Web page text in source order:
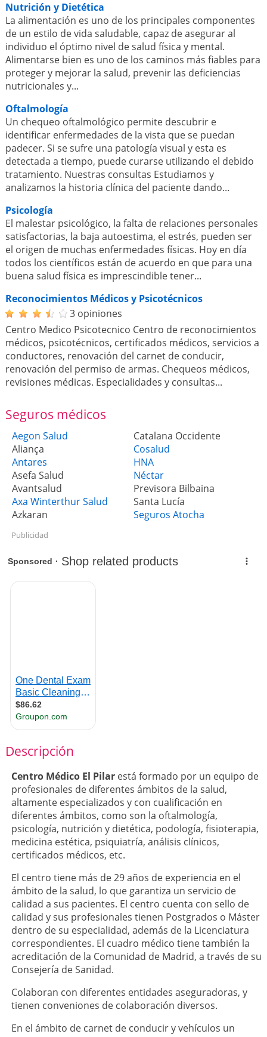
Nutrición y Dietética
La alimentación es uno de los principales componentes
de un estilo de vida saludable, capaz de asegurar al
individuo el óptimo nivel de salud física y mental.
Alimentarse bien es uno de los caminos más fiables para
proteger y mejorar la salud, prevenir las deficiencias
nutricionales y...
Oftalmología
Un chequeo oftalmológico permite descubrir e
identificar enfermedades de la vista que se puedan
padecer. Si se sufre una patología visual y esta es
detectada a tiempo, puede curarse utilizando el debido
tratamiento. Nuestras consultas Estudiamos y
analizamos la historia clínica del paciente dando...
Psicología
El malestar psicológico, la falta de relaciones personales
satisfactorias, la baja autoestima, el estrés, pueden ser
el origen de muchas enfermedades físicas. Hoy en día
todos los científicos están de acuerdo en que para una
buena salud física es imprescindible tener...
Reconocimientos Médicos y Psicotécnicos
3 opiniones
Centro Medico Psicotecnico Centro de reconocimientos
médicos, psicotécnicos, certificados médicos, servicios a
conductores, renovación del carnet de conducir,
renovación del permiso de armas. Chequeos médicos,
revisiones médicas. Especialidades y consultas...
Seguros médicos
Aegon Salud
Aliança
Antares
Asefa Salud
Avantsalud
Axa Winterthur Salud
Azkaran
Catalana Occidente
Cosalud
HNA
Néctar
Previsora Bilbaina
Santa Lucía
Seguros Atocha
Publicidad
Descripción
Centro Médico El Pilarestá formado por un equipo de
profesionales de diferentes ámbitos de la salud,
altamente especializados y con cualificación en
diferentes ámbitos, como son la oftalmología,
psicología, nutrición y dietética, podología, fisioterapia,
medicina estética, psiquiatría, análisis clínicos,
certificados médicos, etc.
El centro tiene más de 29 años de experiencia en el
ámbito de la salud, lo que garantiza un servicio de
calidad a sus pacientes. El centro cuenta con sello de
calidad y sus profesionales tienen Postgrados o Máster
dentro de su especialidad, además de la Licenciatura
correspondientes. El cuadro médico tiene también la
acreditación de la Comunidad de Madrid, a través de su
Consejería de Sanidad.
Colaboran con diferentes entidades aseguradoras, y
tienen conveniones de colaboración diversos.
En el ámbito de carnet de conducir y vehículos un